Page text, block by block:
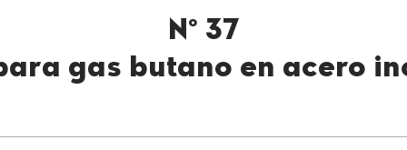
Nº 37
gas butano en acero